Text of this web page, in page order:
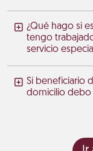
¿Qué hago si
tengo
servicio
Si beneficiario
domicilio debo